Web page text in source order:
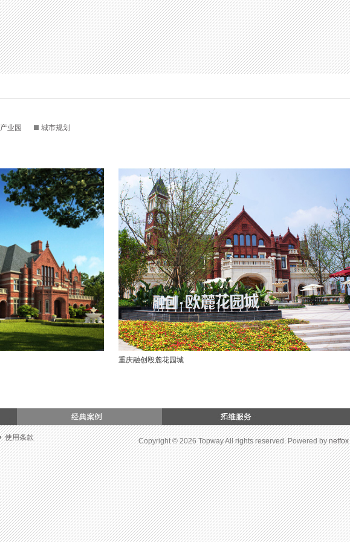
重庆融创殴麓花园城
产业园 城市规划
使用条款 Copyright © 2026 Topway All rights reserved. Powered bynetfox